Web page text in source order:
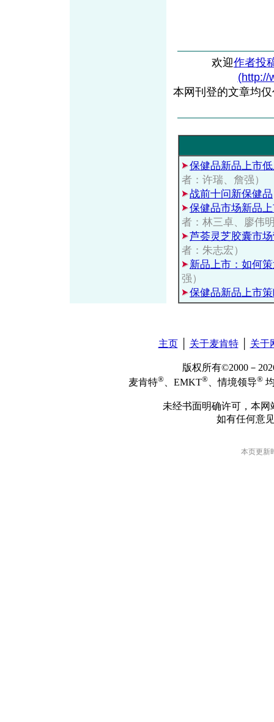
欢迎作者投
(http://
本网刊登的文章均
保健品新品上市
者：许瑞、詹强）
战前十问新保健品
保健品市场新品
者：林三卓、廖伟
芦荟灵芝胶囊市
者：朱志宏）
新品上市：如何
强）
保健品新品上市
主页│ 关于麦肯特│ 关于
版权所有©2000－
麦肯特® 、EMKT® 、情境领导®
未经书面明确许可，本
如有任何意
本页更新